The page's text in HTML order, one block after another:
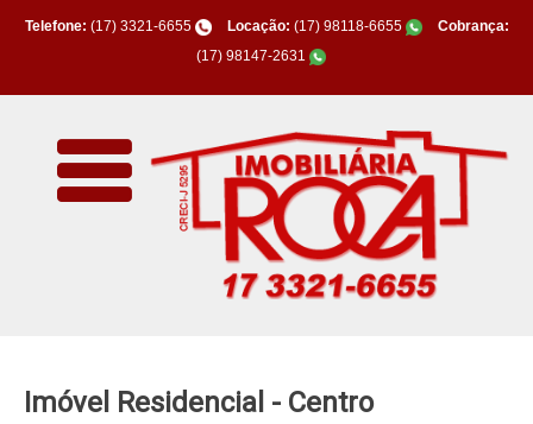
Telefone: (17) 3321-6655 Locação: (17) 98118-6655
Cobrança:
(17) 98147-2631
Imóvel Residencial - Centro